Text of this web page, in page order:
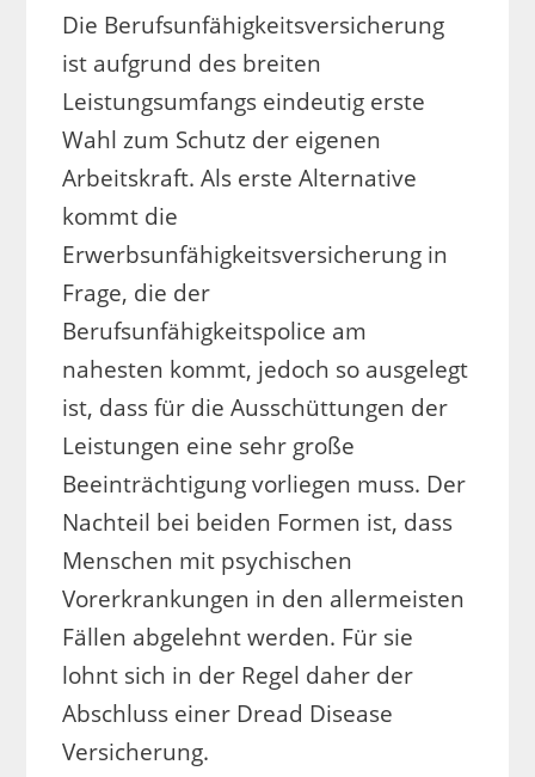
Die Berufsunfähigkeitsversicherung
ist aufgrund des breiten
Leistungsumfangs eindeutig erste
Wahl zum Schutz der eigenen
Arbeitskraft. Als erste Alternative
kommt die
Erwerbsunfähigkeitsversicherung in
Frage, die der
Berufsunfähigkeitspolice am
nahesten kommt, jedoch so ausgelegt
ist, dass für die Ausschüttungen der
Leistungen eine sehr große
Beeinträchtigung vorliegen muss. Der
Nachteil bei beiden Formen ist, dass
Menschen mit psychischen
Vorerkrankungen in den allermeisten
Fällen abgelehnt werden. Für sie
lohnt sich in der Regel daher der
Abschluss einer Dread Disease
Versicherung.